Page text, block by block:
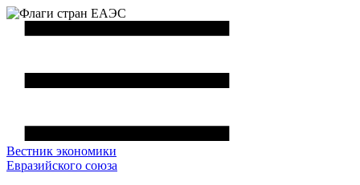
Вестник экономики
Евразийского союза